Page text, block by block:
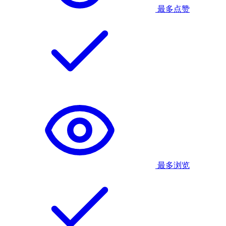
最多点赞
最多浏览